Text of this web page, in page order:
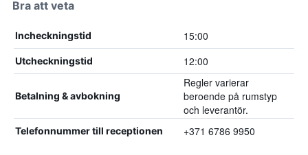
Bra att veta
Incheckningstid 15:00
Utcheckningstid 12:00
Betalning & avbokning
Regler varierar
beroende på rumstyp
och leverantör.
Telefonnummer till receptionen +371 6786 9950